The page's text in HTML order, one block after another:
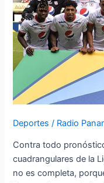
Deportes / Radio
Contra todo
cuadrangulares de la
no es completa,
podrá
jugar
en
el
estadio
Pascual
Guerrero